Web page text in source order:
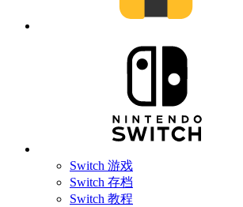
Switch 游戏
Switch 存档
Switch 教程